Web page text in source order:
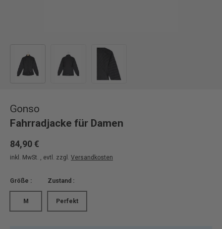
Gonso
Fahrradjacke für Damen
84,90 €
inkl. MwSt. , evtl. zzgl. Versandkosten
Größe :
M
Zustand :
Perfekt